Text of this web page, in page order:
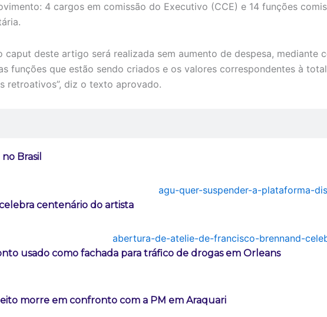
4 cargos em comissão do Executivo (CCE) e 14 funções
caput deste artigo será realizada sem aumento de despesa,
funções que estão sendo criados e os valores correspondentes à
retroativos”, diz o texto aprovado.
Brasil
centenário do artista
usado como fachada para tráfico de drogas em Orleans
morre em confronto com a PM em Araquari